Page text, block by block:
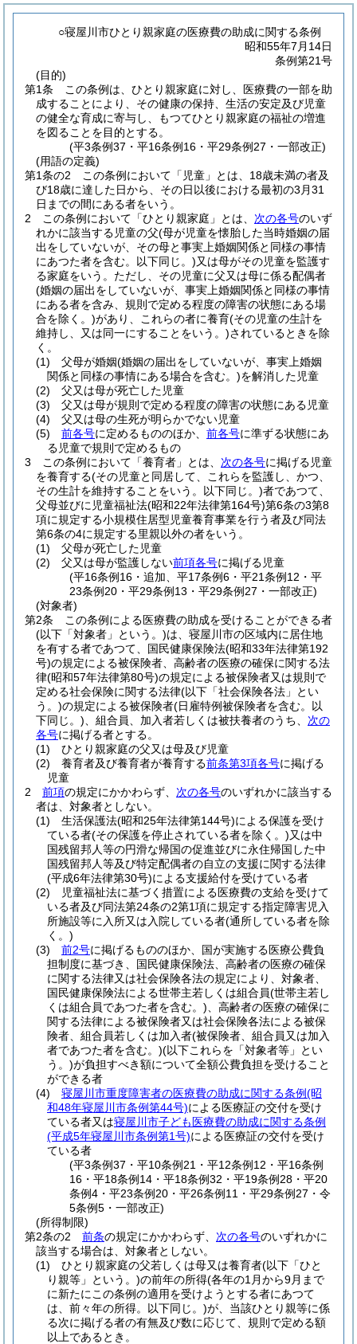
○寝屋川市ひとり親家庭の医療費の助成に関する条例
昭和55年7月14日
条例第21号
(目的)
第1条
この条例は、ひとり親家庭に対し、医療費の一部を助
成することにより、その健康の保持、生活の安定及び児童
の健全な育成に寄与し、もつてひとり親家庭の福祉の増進
を図ることを目的とする。
(平3条例37・平16条例16・平29条例27・一部改正)
(用語の定義)
第1条の2
この条例において「児童」とは、18歳未満の者及
び18歳に達した日から、その日以後における最初の3月31
日までの間にある者をいう。
2
この条例において「ひとり親家庭」とは、 次の各号のいず
れかに該当する児童の父(母が児童を懐胎した当時婚姻の届
出をしていないが、その母と事実上婚姻関係と同様の事情
にあつた者を含む。以下同じ。)又は母がその児童を監護す
る家庭をいう。 ただし、その児童に父又は母に係る配偶者
(婚姻の届出をしていないが、事実上婚姻関係と同様の事情
にある者を含み、規則で定める程度の障害の状態にある場
合を除く。)があり、これらの者に養育(その児童の生計を
維持し、又は同一にすることをいう。)されているときを除
く。
(1)
父母が婚姻(婚姻の届出をしていないが、事実上婚姻
関係と同様の事情にある場合を含む。)を解消した児童
(2)
父又は母が死亡した児童
(3)
父又は母が規則で定める程度の障害の状態にある児童
(4)
父又は母の生死が明らかでない児童
(5)
前各号に定めるもののほか、 前各号に準ずる状態にあ
る児童で規則で定めるもの
3
この条例において「養育者」とは、 次の各号に掲げる児童
を養育する(その児童と同居して、これらを監護し、かつ、
その生計を維持することをいう。以下同じ。)者であつて、
父母並びに児童福祉法(昭和22年法律第164号)第6条の3第8
項に規定する小規模住居型児童養育事業を行う者及び同法
第6条の4に規定する里親以外の者をいう。
(1)
父母が死亡した児童
(2)
父又は母が監護しない前項各号に掲げる児童
(平16条例16・追加、平17条例6・平21条例12・平
23条例20・平29条例13・平29条例27・一部改正)
(対象者)
第2条
この条例による医療費の助成を受けることができる者
(以下「対象者」という。)は、寝屋川市の区域内に居住地
を有する者であつて、国民健康保険法(昭和33年法律第192
号)の規定による被保険者、高齢者の医療の確保に関する法
律(昭和57年法律第80号)の規定による被保険者又は規則で
定める社会保険に関する法律(以下「社会保険各法」とい
う。)の規定による被保険者(日雇特例被保険者を含む。以
下同じ。) 、組合員、加入者若しくは被扶養者のうち、 次の
各号に掲げる者とする。
(1)
ひとり親家庭の父又は母及び児童
(2)
養育者及び養育者が養育する前条第3項各号に掲げる
児童
2
前項の規定にかかわらず、 次の各号のいずれかに該当する
者は、対象者としない。
(1)
生活保護法(昭和25年法律第144号)による保護を受け
ている者(その保護を停止されている者を除く。)又は中
国残留邦人等の円滑な帰国の促進並びに永住帰国した中
国残留邦人等及び特定配偶者の自立の支援に関する法律
(平成6年法律第30号)による支援給付を受けている者
(2)
児童福祉法に基づく措置による医療費の支給を受けて
いる者及び同法第24条の2第1項に規定する指定障害児入
所施設等に入所又は入院している者(通所している者を除
く。)
(3)
前2号に掲げるもののほか、国が実施する医療公費負
担制度に基づき、国民健康保険法、高齢者の医療の確保
に関する法律又は社会保険各法の規定により、対象者、
国民健康保険法による世帯主若しくは組合員(世帯主若し
くは組合員であつた者を含む。) 、高齢者の医療の確保に
関する法律による被保険者又は社会保険各法による被保
険者、組合員若しくは加入者(被保険者、組合員又は加入
者であつた者を含む。)(以下これらを「対象者等」とい
う。)が負担すべき額について全額公費負担を受けること
ができる者
(4)
寝屋川市重度障害者の医療費の助成に関する条例(昭
和48年寝屋川市条例第44号)による医療証の交付を受け
ている者又は寝屋川市子ども医療費の助成に関する条例
(平成5年寝屋川市条例第1号)による医療証の交付を受け
ている者
(平3条例37・平10条例21・平12条例12・平16条例
16・平18条例14・平18条例32・平19条例28・平20
条例4・平23条例20・平26条例11・平29条例27・令
5条例5・一部改正)
(所得制限)
第2条の2
前条の規定にかかわらず、 次の各号のいずれかに
該当する場合は、対象者としない。
(1)
ひとり親家庭の父若しくは母又は養育者(以下「ひと
り親等」という。)の前年の所得(各年の1月から9月まで
に新たにこの条例の適用を受けようとする者にあつて
は、前々年の所得。以下同じ。)が、当該ひとり親等に係
る次に掲げる者の有無及び数に応じて、規則で定める額
以上であるとき。